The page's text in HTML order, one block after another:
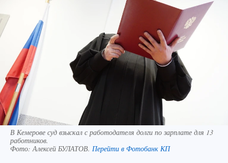
В Кемерове суд взыскал с работодателя долги по зарплате для 13
работников.
Фото: Алексей БУЛАТОВ. Перейти в Фотобанк КП